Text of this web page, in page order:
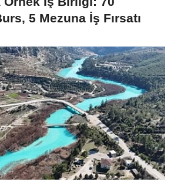
5 Mezuna İş Fırsatı